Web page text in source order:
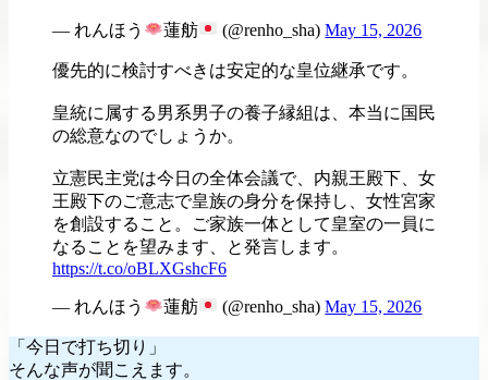
— れんほう 蓮舫 (@renho_sha)May 15, 2026
優先的に検討すべきは安定的な皇位継承です。
皇統に属する男系男子の養子縁組は、本当に国民
の総意なのでしょうか。
立憲民主党は今日の全体会議で、内親王殿下、女
王殿下のご意志で皇族の身分を保持し、女性宮家
を創設すること。ご家族一体として皇室の一員に
なることを望みます、と発言します。
https://t.co/oBLXGshcF6
— れんほう 蓮舫 (@renho_sha)May 15, 2026
「今日で打ち切り」
そんな声が聞こえます。